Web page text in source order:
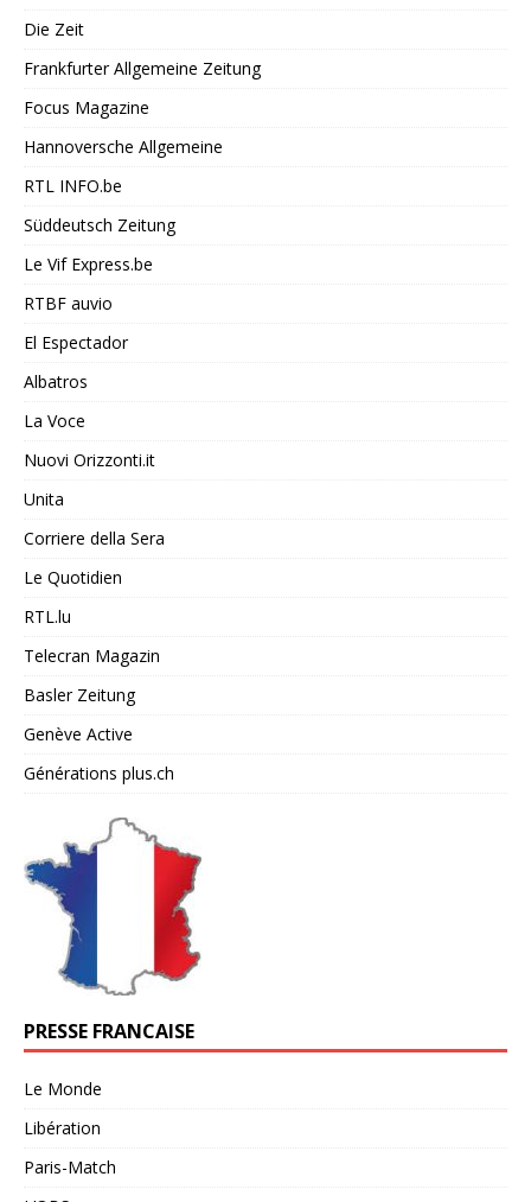
Die Zeit
Frankfurter Allgemeine Zeitung
Focus Magazine
Hannoversche Allgemeine
RTL INFO.be
Süddeutsch Zeitung
Le Vif Express.be
RTBF auvio
El Espectador
Albatros
La Voce
Nuovi Orizzonti.it
Unita
Corriere della Sera
Le Quotidien
RTL.lu
Telecran Magazin
Basler Zeitung
Genève Active
Générations plus.ch
PRESSE FRANCAISE
Le Monde
Libération
Paris-Match